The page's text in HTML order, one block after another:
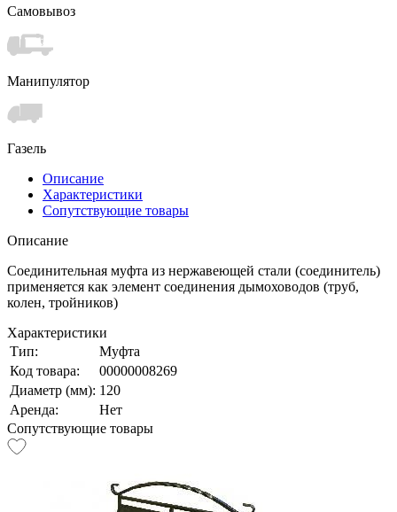
Самовывоз
Манипулятор
Газель
Описание
Характеристики
Сопутствующие товары
Описание
Соединительная муфта из нержавеющей стали (соединитель)
применяется как элемент соединения дымоховодов (труб,
колен, тройников)
Характеристики
Тип:
Муфта
Код товара:
00000008269
Диаметр (мм): 120
Аренда:
Нет
Сопутствующие товары